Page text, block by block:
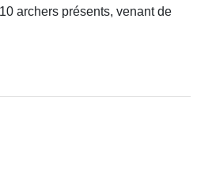
archers présents, venant de